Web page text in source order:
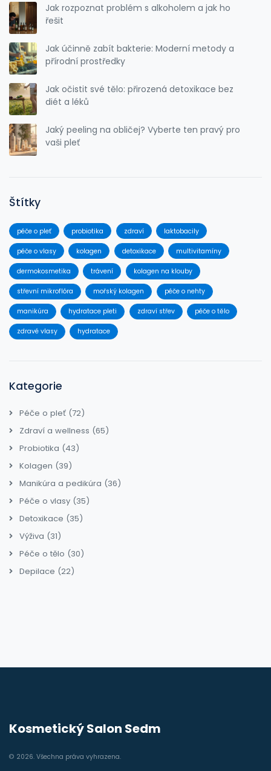
Jak rozpoznat problém s alkoholem a jak ho
řešit
Jak účinně zabít bakterie: Moderní metody a
přírodní prostředky
Jak očistit své tělo: přirozená detoxikace bez
diét a léků
Jaký peeling na obličej? Vyberte ten pravý pro
vaši pleť
Štítky
péče o pleť probiotika zdraví laktobacily
péče o vlasy kolagen detoxikace multivitamíny
dermokosmetika trávení kolagen na klouby
střevní mikroflóra mořský kolagen péče o nehty
manikúra hydratace pleti zdraví střev péče o tělo
zdravé vlasy hydratace
Kategorie
Péče o pleť (72)
Zdraví a wellness (65)
Probiotika (43)
Kolagen (39)
Manikúra a pedikúra (36)
Péče o vlasy (35)
Detoxikace (35)
Výživa (31)
Péče o tělo (30)
Depilace (22)
Kosmetický Salon Sedm
© 2026. Všechna práva vyhrazena.